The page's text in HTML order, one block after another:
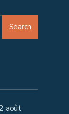
Search
août